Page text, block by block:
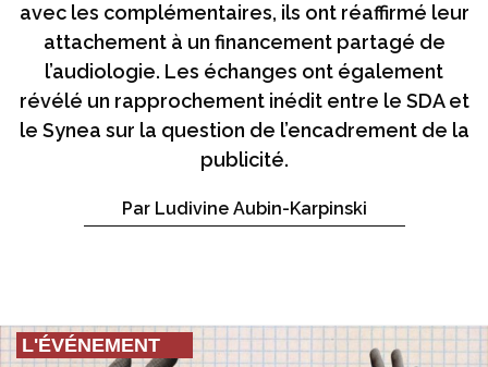
avec les complémentaires, ils ont réaffirmé leur
attachement à un financement partagé de
l’audiologie. Les échanges ont également
révélé un rapprochement inédit entre le SDA et
le Synea sur la question de l’encadrement de la
publicité.
Par Ludivine Aubin-Karpinski
L'ÉVÉNEMENT